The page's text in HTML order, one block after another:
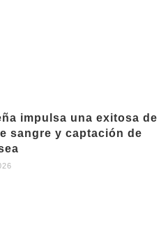
impulsa una exitosa de
sangre y captación de